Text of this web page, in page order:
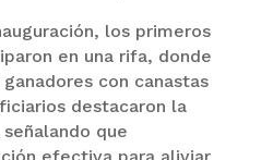
los primeros
en una rifa, donde
con canastas
destacaron la
que
efectiva para aliviar